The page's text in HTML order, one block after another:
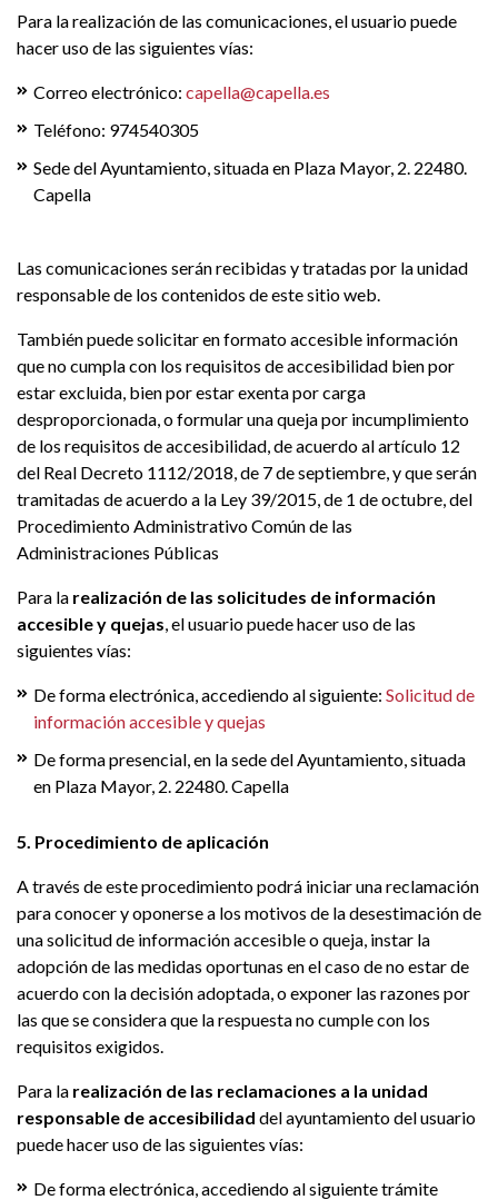
Para la realización de las comunicaciones, el usuario puede
hacer uso de las siguientes vías:
Correo electrónico: capella@capella.es
Teléfono: 974540305
Sede del Ayuntamiento, situada en Plaza Mayor, 2. 22480.
Capella
Las comunicaciones serán recibidas y tratadas por la unidad
responsable de los contenidos de este sitio web.
También puede solicitar en formato accesible información
que no cumpla con los requisitos de accesibilidad bien por
estar excluida, bien por estar exenta por carga
desproporcionada, o formular una queja por incumplimiento
de los requisitos de accesibilidad, de acuerdo al artículo 12
del Real Decreto 1112/2018, de 7 de septiembre, y que serán
tramitadas de acuerdo a la Ley 39/2015, de 1 de octubre, del
Procedimiento Administrativo Común de las
Administraciones Públicas
Para la realización de las solicitudes de información
accesible y quejas, el usuario puede hacer uso de las
siguientes vías:
De forma electrónica, accediendo al siguiente: Solicitud de
información accesible y quejas
De forma presencial, en la sede del Ayuntamiento, situada
en Plaza Mayor, 2. 22480. Capella
5. Procedimiento de aplicación
A través de este procedimiento podrá iniciar una reclamación
para conocer y oponerse a los motivos de la desestimación de
una solicitud de información accesible o queja, instar la
adopción de las medidas oportunas en el caso de no estar de
acuerdo con la decisión adoptada, o exponer las razones por
las que se considera que la respuesta no cumple con los
requisitos exigidos.
Para la realización de las reclamaciones a la unidad
responsable de accesibilidad del ayuntamiento del usuario
puede hacer uso de las siguientes vías:
De forma electrónica, accediendo al siguiente trámite